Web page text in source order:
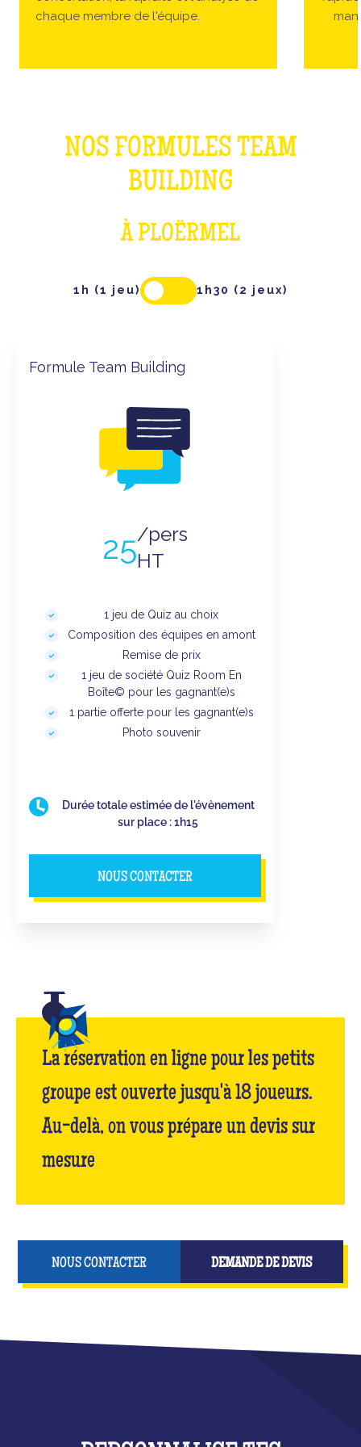
chaque membre de l'équipe.
NOS FORMULES TEAM
BUILDING
À PLOËRMEL
1h (1 jeu) 1h30 (2 jeux)
Formule Team Building
25/pers
HT
1 jeu de Quiz au choix
Composition des équipes en amont
Remise de prix
1 jeu de société Quiz Room En
Boîte© pour les gagnant(e)s
1 partie offerte pour les gagnant(e)s
Photo souvenir
Durée totale estimée de l'évènement
sur place : 1h15
NOUS CONTACTER
La réservation en ligne pour les petits
groupe est ouverte jusqu'à 18 joueurs.
Au-delà, on vous prépare un devis sur
mesure
NOUS CONTACTER DEMANDE DE DEVIS